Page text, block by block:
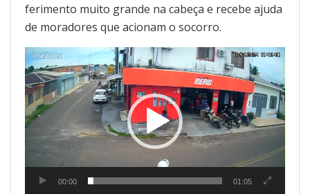
ferimento muito grande na cabeça e recebe ajuda
de moradores que acionam o socorro.
Tocador
de
vídeo
00:00 01:05